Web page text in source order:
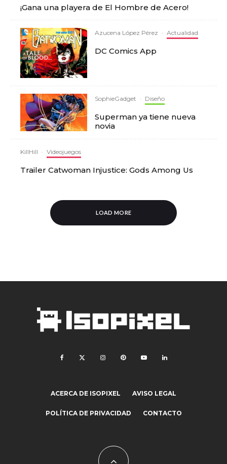
¡Gana una playera de El Hombre de Acero!
Azucena López Pérez · Actualidad
DC Comics App
SophieGadget · Diseño
Superman ya tiene nueva
novia
KillHill · Videojuegos
Trailer Catwoman Injustice: Gods Among Us
LOAD MORE
ACERCA DE ISOPIXEL AVISO LEGAL
POLÍTICA DE PRIVACIDAD CONTACTO